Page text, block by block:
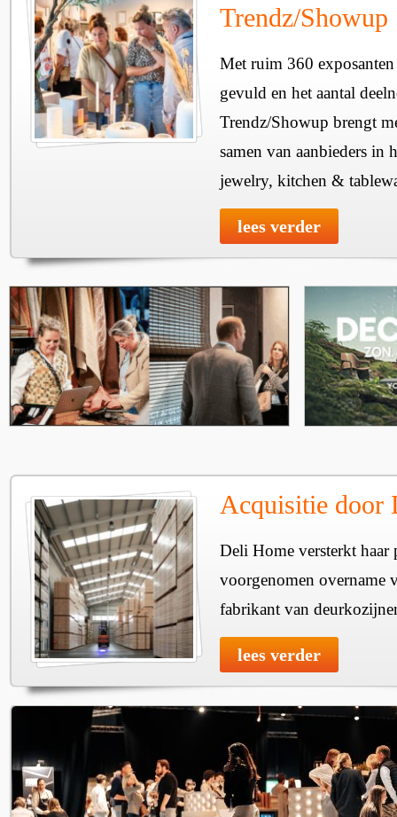
Trendz/Showup
Met ruim 360
gevuld en het aantal
Trendz/Showup brengt
samen van aanbieders in
jewelry, kitchen &
lees verder
Acquisitie door
Deli Home versterkt haar
voorgenomen overname
fabrikant van
lees verder